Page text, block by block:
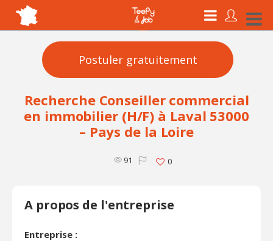
Recherche Conseiller commercial
en immobilier (H/F) à Laval 53000
– Pays de la Loire
91 0
A propos de l'entreprise
Entreprise :
Postuler gratuitement